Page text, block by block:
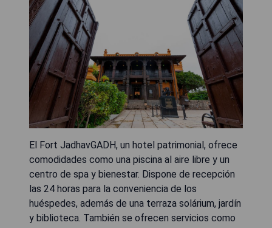
El Fort JadhavGADH, un hotel patrimonial, ofrece
comodidades como una piscina al aire libre y un
centro de spa y bienestar. Dispone de recepción
las 24 horas para la conveniencia de los
huéspedes, además de una terraza solárium, jardín
y biblioteca. También se ofrecen servicios como